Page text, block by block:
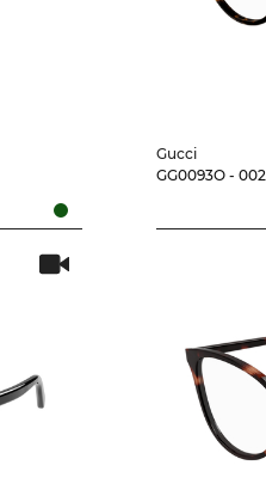
Gucci
GG0093O - 002